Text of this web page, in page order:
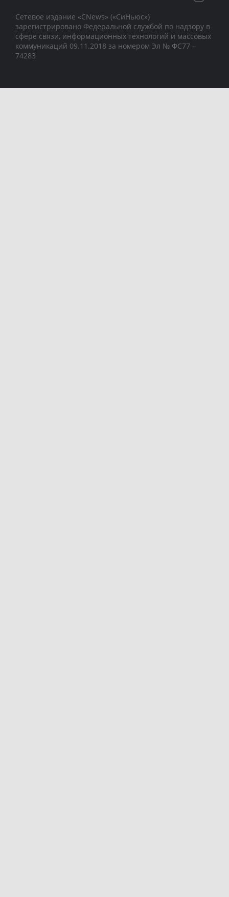
Сетевое издание «CNews» («СиНьюс»)
зарегистрировано Федеральной службой по надзору в
сфере связи, информационных технологий и массовых
коммуникаций 09.11.2018 за номером Эл № ФС77 –
74283